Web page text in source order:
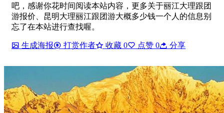
吧，感谢你花时间阅读本站内容，更多关于丽江大理跟团
游报价、昆明大理丽江跟团游大概多少钱一个人的信息别
忘了在本站进行查找喔。
生成海报 打赏作者 收藏 0 点赞 0 分享